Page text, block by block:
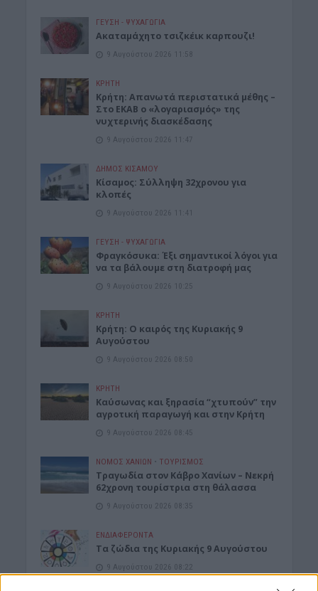
ΓΕΎΣΗ - ΨΥΧΑΓΩΓΊΑ
Ακαταμάχητο τσιζκέικ καρπουζι!
9 Αυγούστου 2026 11:58
ΚΡΗΤΗ
Κρήτη: Απανωτά περιστατικά μέθης –
Στο ΕΚΑΒ ο «λογαριασμός» της
νυχτερινής διασκέδασης
9 Αυγούστου 2026 11:47
ΔΉΜΟΣ ΚΙΣΆΜΟΥ
Κίσαμος: Σύλληψη 32χρονου για
κλοπές
9 Αυγούστου 2026 11:41
ΓΕΎΣΗ - ΨΥΧΑΓΩΓΊΑ
Φραγκόσυκα: Έξι σημαντικοί λόγοι για
να τα βάλουμε στη διατροφή μας
9 Αυγούστου 2026 10:25
ΚΡΗΤΗ
Κρήτη: Ο καιρός της Κυριακής 9
Αυγούστου
9 Αυγούστου 2026 08:50
ΚΡΗΤΗ
Καύσωνας και ξηρασία “χτυπούν” την
αγροτική παραγωγή και στην Κρήτη
9 Αυγούστου 2026 08:45
ΝΟΜΌΣ ΧΑΝΊΩΝ • ΤΟΥΡΙΣΜΟΣ
Τραγωδία στον Κάβρο Χανίων – Νεκρή
62χρονη τουρίστρια στη θάλασσα
9 Αυγούστου 2026 08:35
ΕΝΔΙΑΦΕΡΟΝΤΑ
Τα ζώδια της Κυριακής 9 Αυγούστου
9 Αυγούστου 2026 08:22